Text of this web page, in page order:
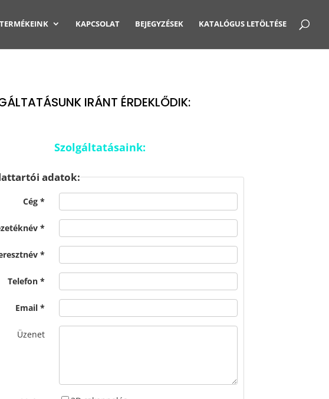
TERMÉKEINK KAPCSOLAT BEJEGYZÉSEK KATALÓGUS LETÖLTÉSE
IRÁNT ÉRDEKLŐDIK:
Szolgáltatásaink:
adatok:
Cég
Telefon
Email
Üzenet